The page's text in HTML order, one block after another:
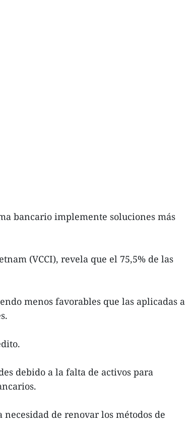
bancario implemente soluciones más
(VCCI), revela que el 75,5% de las
menos favorables que las aplicadas a
debido a la falta de activos para
de renovar los métodos de